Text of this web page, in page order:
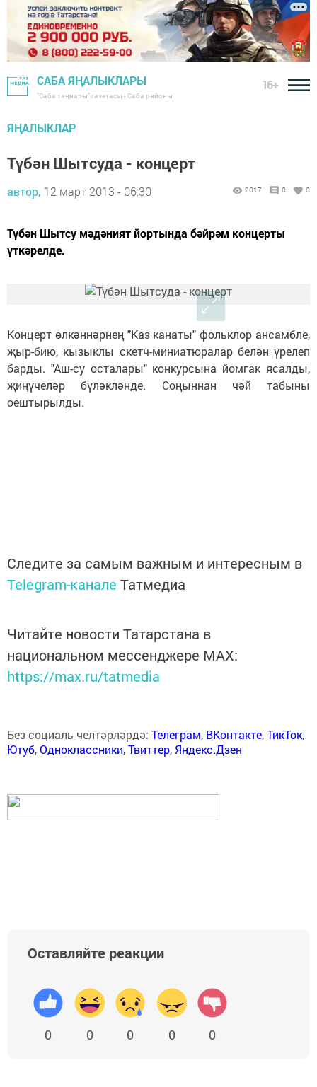
САБА ЯҢАЛЫКЛАРЫ
"Саба таңнары" газетасы - Саба районы
16+
ЯҢАЛЫКЛАР
Түбән Шытсуда - концерт
автор, 12 март 2013 - 06:30 2017 0 0
Түбән Шытсу мәдәният йортында бәйрәм концерты
үткәрелде.
Концерт өлкәннәрнең "Каз канаты" фольклор ансамбле,
җыр-бию, кызыклы скетч-миниатюралар белән үрелеп
барды. "Аш-су осталары" конкурсына йомгак ясалды,
җиңүчеләр бүләкләнде. Соңыннан чәй табыны
оештырылды.
Следите за самым важным и интересным в
Telegram-канале Татмедиа
Читайте новости Татарстана в
национальном мессенджере MАХ:
https://max.ru/tatmedia
Без социаль челтәрләрдә: Телеграм, ВКонтакте,ТикТок,
Ютуб,Одноклассники,Твиттер, Яндекс.Дзен
Оставляйте реакции
0 0 0 0 0